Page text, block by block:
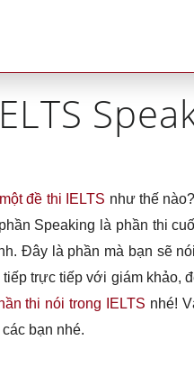
đề thi IELTS như thế
Speaking là phần thi
Đây là phần mà bạn sẽ
tiếp trực tiếp với giám khảo,
thi nói trong IELTS nhé!
bạn nhé.